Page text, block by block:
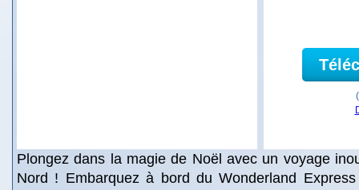
Plongez dans la magie de Noël avec un voyage
Nord ! Embarquez à bord du Wonderland